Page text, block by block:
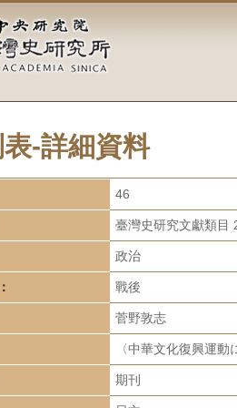
-詳細資料
46
臺灣史研究文獻類目
政治
戰後
菅野敦志
〈中華文化復興運
期刊